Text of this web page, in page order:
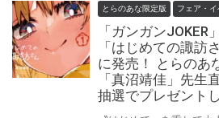
とらのあな限定版 フェア・イ
「ガンガン
「はじめての諏訪
に発売！ とらのあ
「真沼靖佳」先生
抽選でプレゼント